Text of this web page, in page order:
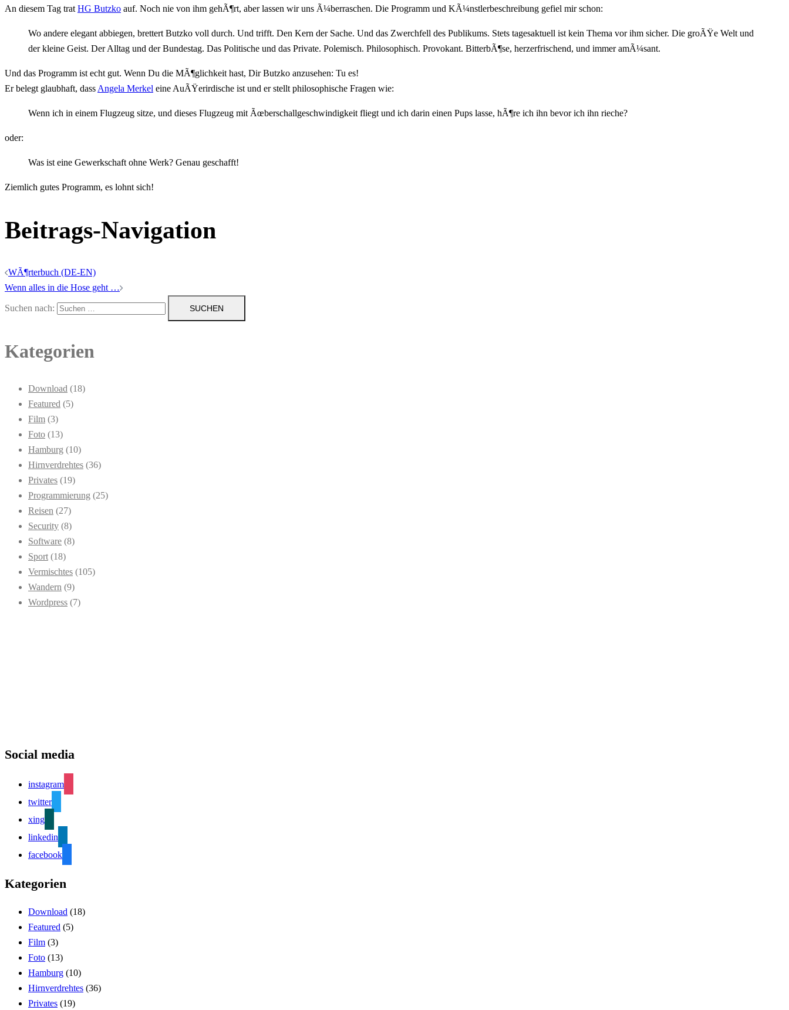
An diesem Tag trat HG Butzko auf. Noch nie von ihm gehÃ¶rt, aber lassen wir uns Ã¼berraschen. Die Programm und KÃ¼nstlerbeschreibung gefiel mir schon:
Wo andere elegant abbiegen, brettert Butzko voll durch. Und trifft. Den Kern der Sache. Und das Zwerchfell des Publikums. Stets tagesaktuell ist kein Thema vor ihm sicher. Die groÃŸe Welt und
der kleine Geist. Der Alltag und der Bundestag. Das Politische und das Private. Polemisch. Philosophisch. Provokant. BitterbÃ¶se, herzerfrischend, und immer amÃ¼sant.
Und das Programm ist echt gut. Wenn Du die MÃ¶glichkeit hast, Dir Butzko anzusehen: Tu es!
Er belegt glaubhaft, dass Angela Merkel eine AuÃŸerirdische ist und er stellt philosophische Fragen wie:
Wenn ich in einem Flugzeug sitze, und dieses Flugzeug mit Ãœberschallgeschwindigkeit fliegt und ich darin einen Pups lasse, hÃ¶re ich ihn bevor ich ihn rieche?
oder:
Was ist eine Gewerkschaft ohne Werk? Genau geschafft!
Ziemlich gutes Programm, es lohnt sich!
Beitrags-Navigation
WÃ¶rterbuch (DE-EN)
Wenn alles in die Hose geht …
Suchen nach:
Kategorien
Download (18)
Featured (5)
Film (3)
Foto (13)
Hamburg (10)
Hirnverdrehtes (36)
Privates (19)
Programmierung (25)
Reisen (27)
Security (8)
Software (8)
Sport (18)
Vermischtes (105)
Wandern (9)
Wordpress (7)
Social media
instagram
twitter
xing
linkedin
facebook
Kategorien
Download (18)
Featured (5)
Film (3)
Foto (13)
Hamburg (10)
Hirnverdrehtes (36)
Privates (19)